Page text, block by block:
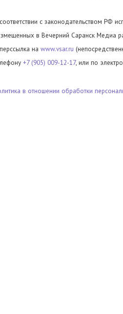
с законодательством РФ
в Вечерний Саранск Медиа
на www.vsar.ru
+7 (905) 009-12-17, или по
в отношении обработки